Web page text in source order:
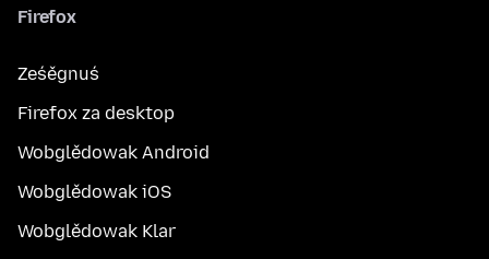
Firefox
Ześěgnuś
Firefox za desktop
Wobglědowak Android
Wobglědowak iOS
Wobglědowak Klar